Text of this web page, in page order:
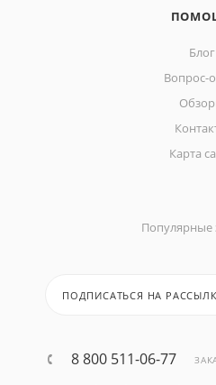
Блог
Вопрос-
Карта
Популярные
ПОДПИСАТЬСЯ НА
8 800 511-06-77